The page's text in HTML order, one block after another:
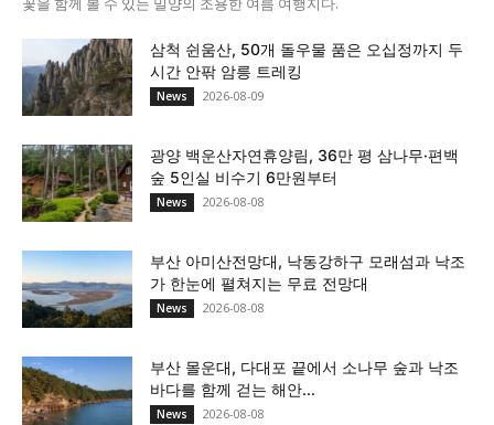
삼척 쉰움산, 50개 돌우물 품은 오십정까지 두
시간 안팎 암릉 트레킹
News 2026-08-09
광양 백운산자연휴양림, 36만 평 삼나무·편백
숲 5인실 비수기 6만원부터
News 2026-08-08
부산 아미산전망대, 낙동강하구 모래섬과 낙조
가 한눈에 펼쳐지는 무료 전망대
News 2026-08-08
부산 몰운대, 다대포 끝에서 소나무 숲과 낙조
바다를 함께 걷는 해안...
News 2026-08-08